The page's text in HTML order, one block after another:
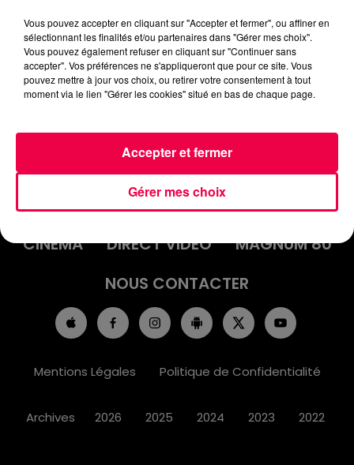
INFOS
AGENDA
JEUX
PODCASTS
CINÉMA
DIRECT VIDÉO
MAGNUM 80
NOUS CONTACTER
Mentions Légales Politique de Confidentialité
Archives 2026 2025 2024 2023 2022
Vous pouvez accepter en cliquant sur "Accepter et fermer", ou affiner en
sélectionnant les finalités et/ou partenaires dans "Gérer mes choix".
Vous pouvez également refuser en cliquant sur "Continuer sans
accepter". Vos préférences ne s'appliqueront que pour ce site. Vous
pouvez mettre à jour vos choix, ou retirer votre consentement à tout
moment via le lien "Gérer les cookies" situé en bas de chaque page.
Gérer mes choix
Accepter et fermer